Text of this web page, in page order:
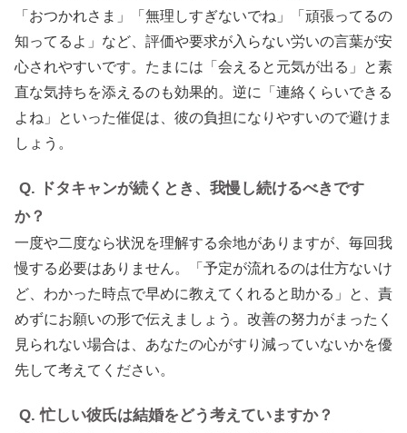
「おつかれさま」「無理しすぎないでね」「頑張ってるの
知ってるよ」など、評価や要求が入らない労いの言葉が安
心されやすいです。たまには「会えると元気が出る」と素
直な気持ちを添えるのも効果的。逆に「連絡くらいできる
よね」といった催促は、彼の負担になりやすいので避けま
しょう。
Q. ドタキャンが続くとき、我慢し続けるべきです
か？
一度や二度なら状況を理解する余地がありますが、毎回我
慢する必要はありません。「予定が流れるのは仕方ないけ
ど、わかった時点で早めに教えてくれると助かる」と、責
めずにお願いの形で伝えましょう。改善の努力がまったく
見られない場合は、あなたの心がすり減っていないかを優
先して考えてください。
Q. 忙しい彼氏は結婚をどう考えていますか？